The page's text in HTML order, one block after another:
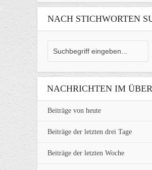
NACH STICHWORTEN
NACHRICHTEN IM
Beiträge von heute
Beiträge der letzten drei Tage
Beiträge der letzten Woche